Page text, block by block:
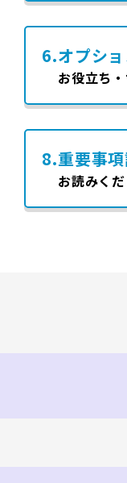
6.オプシ
お役立ち
8.重要事
お読みく